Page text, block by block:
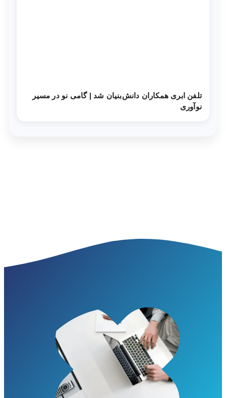
تلفن ابری همکاران دانش‌‌بنیان شد | گامی نو در مسیر
نوآوری